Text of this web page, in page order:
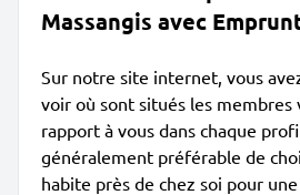
Massangis avec
Sur notre site internet, vous
voir où sont situés les membres
rapport à vous dans chaque
généralement préférable de
habite près de chez soi pour